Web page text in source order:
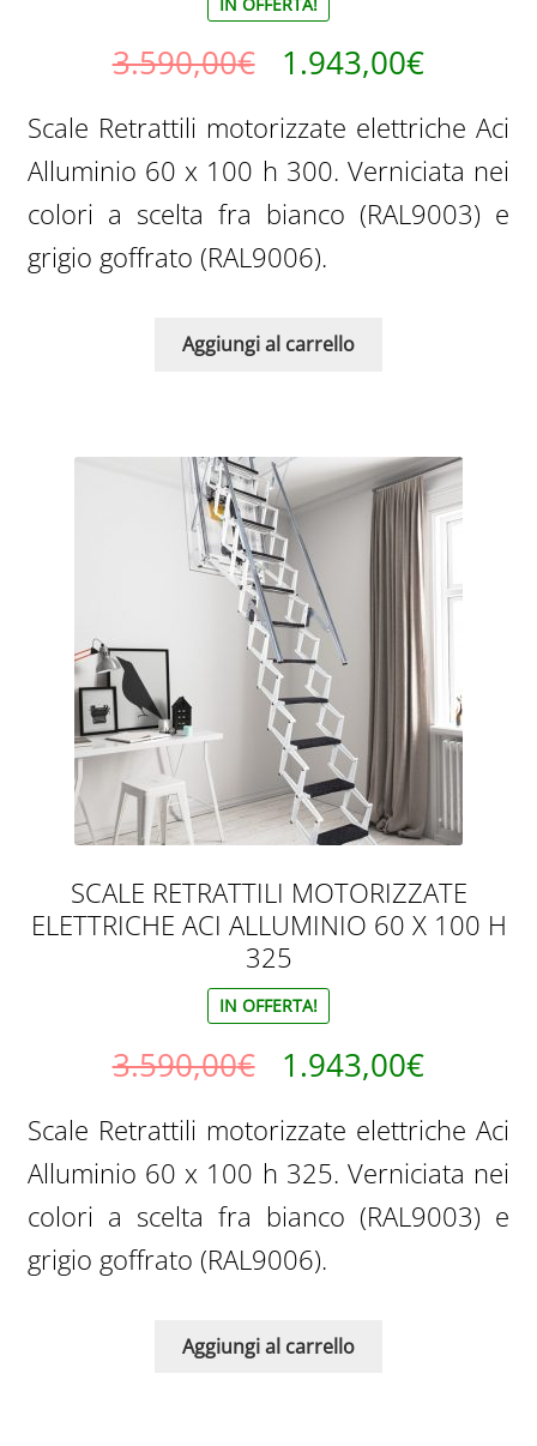
Scale retrattili in legno
Scale retrattili ignifughe
Scale retrattili termoisolate
Portine sottotetto
Scale retrattili da solaio
Scale retrattili economiche
Scale retrattili in alluminio
Scale retrattili in ferro
Scale retrattili pantografo
Scale retrattili per accesso al sotto tetto
Scale retrattili per mansarde
3.590,00€
prezzo
originale
era:
3.590,00€.
1.943,00€Il
prezzo
attuale
è:
Scale Retrattili motorizzate elettriche Aci
Alluminio 60 x 100 h 300. Verniciata nei
colori a scelta fra bianco (RAL9003) e
grigio goffrato (RAL9006).
Aggiungi al carrello
SCALE RETRATTILI MOTORIZZATE
ELETTRICHE ACI ALLUMINIO 60 X 100 H
325
IN OFFERTA!
3.590,00€
prezzo
originale
era:
3.590,00€.
1.943,00€Il
prezzo
attuale
è:
Scale Retrattili motorizzate elettriche Aci
Alluminio 60 x 100 h 325. Verniciata nei
colori a scelta fra bianco (RAL9003) e
grigio goffrato (RAL9006).
Aggiungi al carrello